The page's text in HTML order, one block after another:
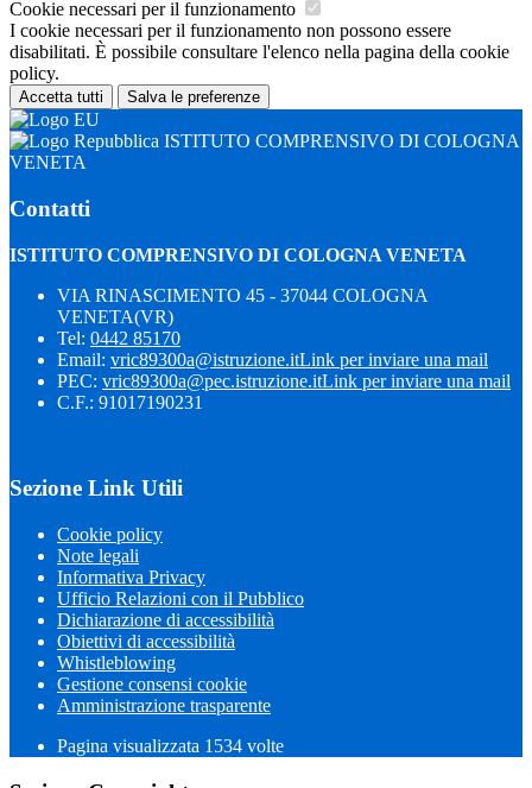
Cookie necessari per il funzionamento
I cookie necessari per il funzionamento non possono essere
disabilitati. È possibile consultare l'elenco nella pagina della cookie
policy.
Accetta tutti Salva le preferenze
ISTITUTO COMPRENSIVO DI COLOGNA
VENETA
Contatti
ISTITUTO COMPRENSIVO DI COLOGNA VENETA
VIA RINASCIMENTO 45 - 37044 COLOGNA
VENETA(VR)
Tel: 0442 85170
Email: vric89300a@istruzione.itLink per inviare una mail
PEC: vric89300a@pec.istruzione.itLink per inviare una mail
C.F.: 91017190231
Sezione Link Utili
Cookie policy
Note legali
Informativa Privacy
Ufficio Relazioni con il Pubblico
Dichiarazione di accessibilità
Obiettivi di accessibilità
Whistleblowing
Gestione consensi cookie
Amministrazione trasparente
Pagina visualizzata 1534 volte